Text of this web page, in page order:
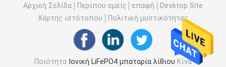
Κύτταρο φωσφορικού άλατος λίθιου
μικρή μπαταρία lipo
Αρχική Σελίδα Περίπου εμείς επαφή
Desktop Site
Χάρτης ιστότοπου
Πολιτική μυστικότητας
Ποιότητα Ιονική LiFePO4 μπαταρία λίθιου Κίνα